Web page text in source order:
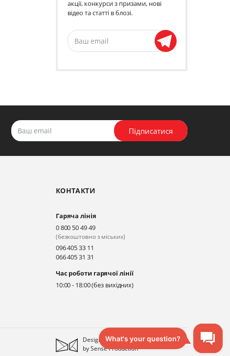
акції, конкурси з призами, нові
відео та статті в блозі.
Підписатися
КОНТАКТИ
Гаряча лінія
0 800 50 49 49
(безкоштовно з міських)
096 405 33 11
066 405 31 31
Час роботи гарячої лінії
10:00 - 18:00 (без вихідних)
Designed
bySense Production